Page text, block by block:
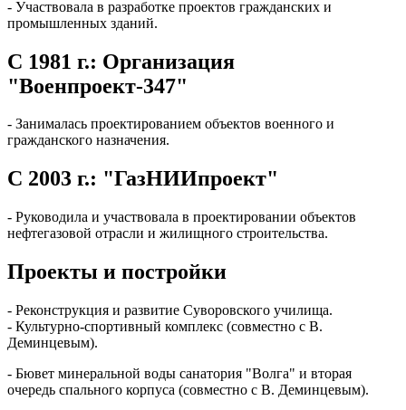
- Участвовала в разработке проектов гражданских и
промышленных зданий.
С 1981 г.: Организация
"Военпроект-347"
- Занималась проектированием объектов военного и
гражданского назначения.
С 2003 г.: "ГазНИИпроект"
- Руководила и участвовала в проектировании объектов
нефтегазовой отрасли и жилищного строительства.
Проекты и постройки
- Реконструкция и развитие Суворовского училища.
- Культурно-спортивный комплекс (совместно с В.
Деминцевым).
- Бювет минеральной воды санатория "Волга" и вторая
очередь спального корпуса (совместно с В. Деминцевым).